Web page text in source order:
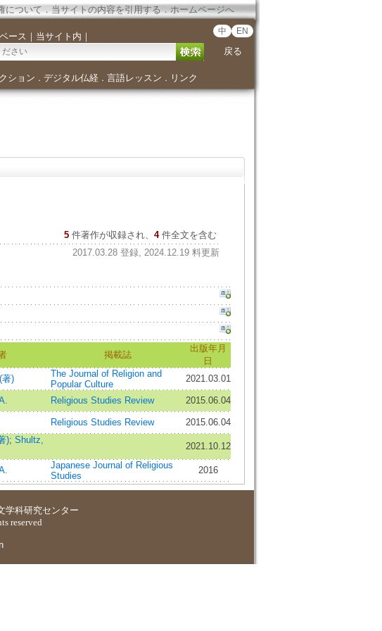
について．当サイトの内容を引用する．ホームページへ
ース ｜ 当サイト内 ｜ 中 EN
戻る
ション ． デジタル仏経． 言語レッスン ． リンク
5 件著作が収録され、 4件全文を含む
2017.03.28 登録, 2024.12.19 料更新
掲載誌
出版年月
日
)
The Journal of Religion and
Popular Culture
2021.03.01
Religious Studies Review
2015.06.04
Religious Studies Review 2015.06.04
); Shultz,
2021.10.12
Japanese Journal of Religious
Studies
2016
学科研究センター
reserved